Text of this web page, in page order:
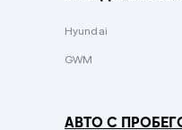
Зеленый
Hyundai
GWM
АВТО С